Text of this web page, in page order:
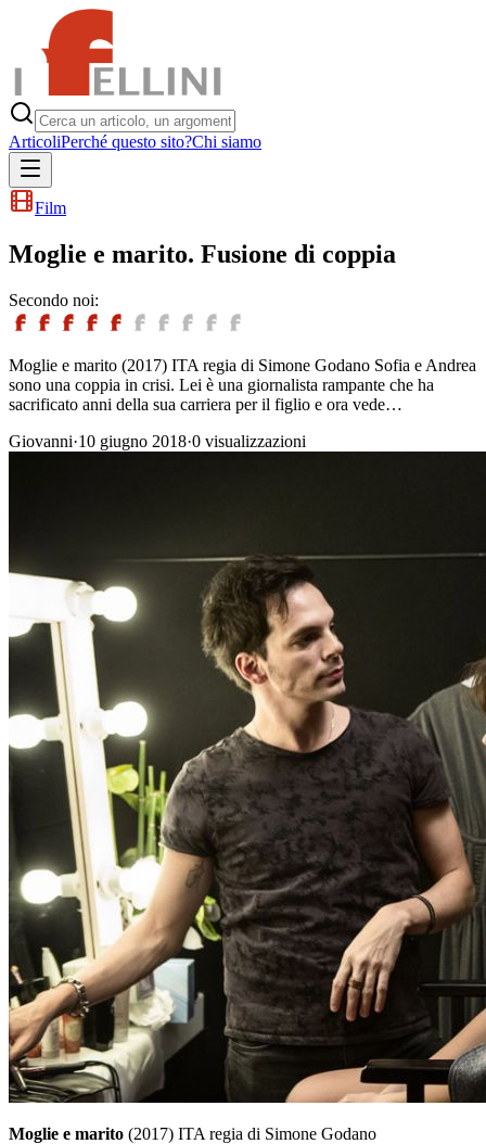
ArticoliPerché questo sito?Chi siamo
Film
Moglie e marito. Fusione di coppia
Secondo noi:
Moglie e marito (2017) ITA regia di Simone Godano Sofia e Andrea
sono una coppia in crisi. Lei è una giornalista rampante che ha
sacrificato anni della sua carriera per il figlio e ora vede…
Giovanni·10 giugno 2018·0 visualizzazioni
Moglie e marito (2017) ITA regia di Simone Godano